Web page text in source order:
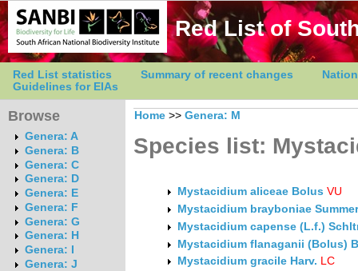
Red List of
Red List statistics Summary of recent changes
Guidelines for EIAs
Browse
Genera: A
Genera: B
Genera: C
Genera: D
Genera: E
Genera: F
Genera: G
Genera: H
Genera: I
Genera: J
Home >> Genera: M
Species list:
Mystacidium aliceae Bolus VU
Mystacidium brayboniae
Mystacidium capense (L.f.)
Mystacidium flanaganii (Bolus)
Mystacidium gracile Harv. LC